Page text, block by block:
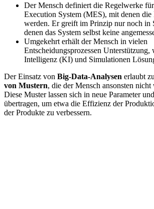
Der Mensch definiert die Regelwerke
Execution System (MES), mit denen die
werden. Er greift im Prinzip nur noch in
denen das System selbst keine
Umgekehrt erhält der Mensch in vielen
Entscheidungsprozessen
Intelligenz (KI) und Simulationen
Der Einsatz von Big-Data-Analysen erlaubt
von Mustern, die der Mensch ansonsten
Diese Muster lassen sich in neue Parameter
übertragen, um etwa die Effizienz der
der Produkte zu verbessern.